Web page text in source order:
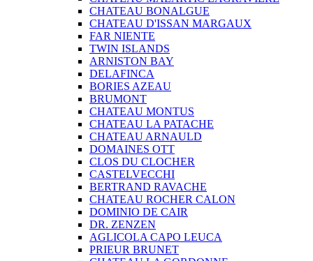
CHATEAU BONALGUE
CHATEAU D'ISSAN MARGAUX
FAR NIENTE
TWIN ISLANDS
ARNISTON BAY
DELAFINCA
BORIES AZEAU
BRUMONT
CHATEAU MONTUS
CHATEAU LA PATACHE
CHATEAU ARNAULD
DOMAINES OTT
CLOS DU CLOCHER
CASTELVECCHI
BERTRAND RAVACHE
CHATEAU ROCHER CALON
DOMINIO DE CAIR
DR. ZENZEN
AGLICOLA CAPO LEUCA
PRIEUR BRUNET